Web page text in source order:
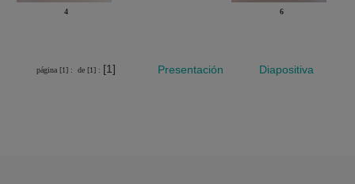
4 6
página [1] : de [1] : [1] Presentación Diapositiva